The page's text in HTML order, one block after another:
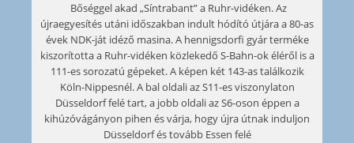
Bőséggel akad „Síntrabant” a Ruhr-vidéken. Az
újraegyesítés utáni időszakban indult hódító útjára a 80-as
évek NDK-ját idéző masina. A hennigsdorfi gyár terméke
kiszorította a Ruhr-vidéken közlekedő S-Bahn-ok éléről is a
111-es sorozatú gépeket. A képen két 143-as találkozik
Köln-Nippesnél. A bal oldali az S11-es viszonylaton
Düsseldorf felé tart, a jobb oldali az S6-oson éppen a
kihúzóvágányon pihen és várja, hogy újra útnak induljon
Düsseldorf és tovább Essen felé